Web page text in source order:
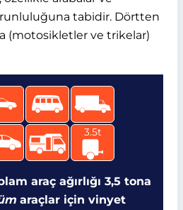
tabidir. Dörtten
(motosikletler ve trikelar)
3.5t
araç ağırlığı 3,5 tona
araçlar için vinyet